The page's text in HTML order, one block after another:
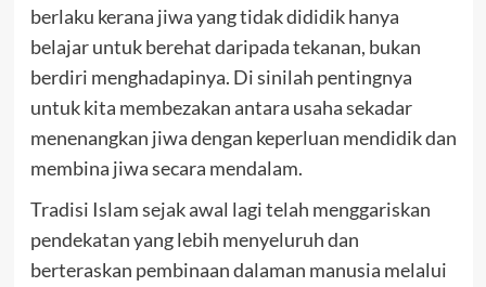
berlaku kerana jiwa yang tidak dididik hanya
belajar untuk berehat daripada tekanan, bukan
berdiri menghadapinya. Di sinilah pentingnya
untuk kita membezakan antara usaha sekadar
menenangkan jiwa dengan keperluan mendidik dan
membina jiwa secara mendalam.
Tradisi Islam sejak awal lagi telah menggariskan
pendekatan yang lebih menyeluruh dan
berteraskan pembinaan dalaman manusia melalui